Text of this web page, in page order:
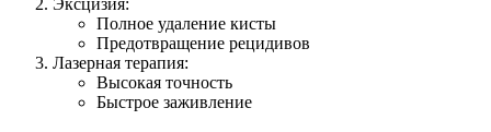
Полное удаление кисты
Предотвращение рецидивов
Лазерная терапия:
Высокая точность
Быстрое заживление